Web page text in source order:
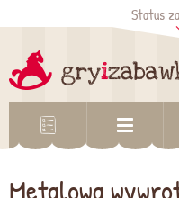
Status
Metalowa